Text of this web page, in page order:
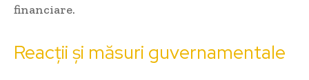
financiare.
Reacții și măsuri guvernamentale